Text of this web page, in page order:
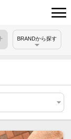
BRANDから探す